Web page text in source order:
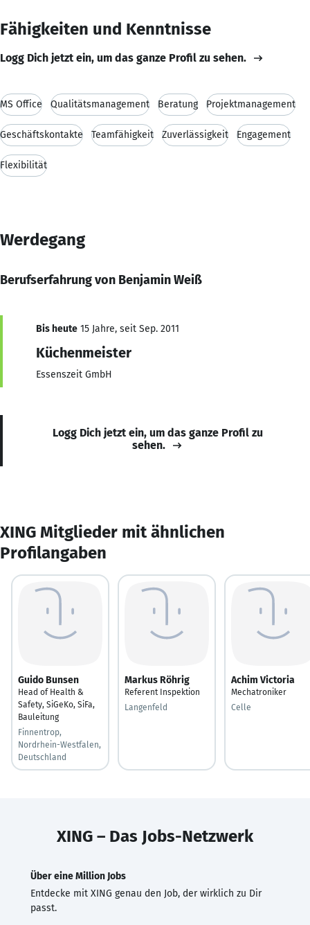
Fähigkeiten und Kenntnisse
Logg Dich jetzt ein, um das ganze Profil zu sehen.
MS Office Qualitätsmanagement Beratung Projektmanagement
Geschäftskontakte Teamfähigkeit Zuverlässigkeit Engagement
Flexibilität
Werdegang
Berufserfahrung von Benjamin Weiß
Bis heute 15 Jahre, seit Sep. 2011
Küchenmeister
Essenszeit GmbH
Logg Dich jetzt ein, um das ganze Profil zu
sehen.
XING Mitglieder mit ähnlichen
Profilangaben
Guido Bunsen
Head of Health &
Safety, SiGeKo, SiFa,
Bauleitung
Finnentrop,
Nordrhein-Westfalen,
Deutschland
Markus Röhrig
Referent Inspektion
Langenfeld
Achim Victoria
Mechatroniker
Celle
XING – Das Jobs-Netzwerk
Über eine Million Jobs
Entdecke mit XING genau den Job, der wirklich zu Dir
passt.